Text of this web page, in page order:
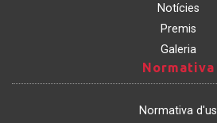
Notícies
Premis
Galeria
Normativa
Normativa d'us